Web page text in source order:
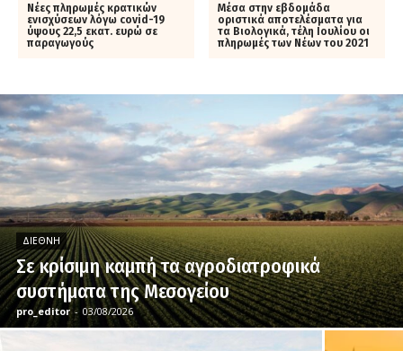
Νέες πληρωμές κρατικών
ενισχύσεων λόγω covid-19
ύψους 22,5 εκατ. ευρώ σε
παραγωγούς
Μέσα στην εβδομάδα
οριστικά αποτελέσματα για
τα Βιολογικά, τέλη Ιουλίου οι
πληρωμές των Νέων του 2021
ΔΙΕΘΝΉ
Σε κρίσιμη καμπή τα αγροδιατροφικά
συστήματα της Μεσογείου
pro_editor - 03/08/2026